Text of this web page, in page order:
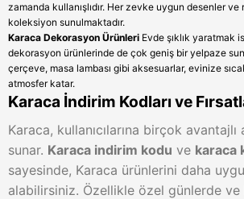
zamanda kullanışlıdır. Her zevke uygun desenler
koleksiyon sunulmaktadır.
Karaca Dekorasyon Ürünleri Evde şıklık yaratmak
dekorasyon ürünlerinde de çok geniş bir yelpaze
çerçeve, masa lambası gibi aksesuarlar, evinize
atmosfer katar.
Karaca İndirim Kodları ve
Karaca, kullanıcılarına birçok avantajlı
sunar. Karaca indirim kodu ve karaca
sayesinde, Karaca ürünlerini daha
alabilirsiniz. Özellikle özel günlerde ve